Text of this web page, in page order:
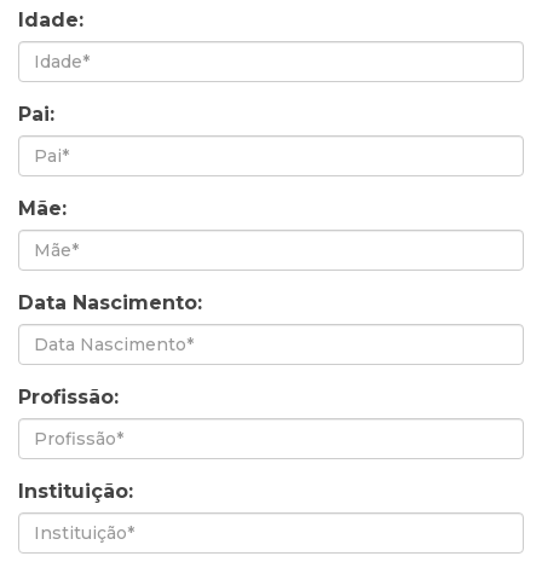
Idade:
Pai:
Mãe:
Data Nascimento:
Profissão:
Instituição: